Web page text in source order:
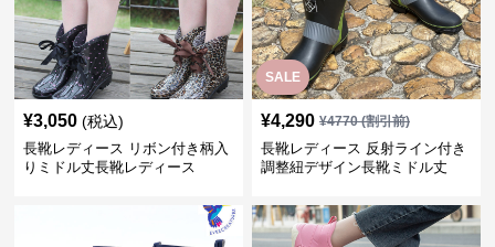
¥3,050 (税込)
長靴レディース リボン付き柄入
りミドル丈長靴レディース
SALE
¥4,290 ¥4770(割引前)
長靴レディース 反射ライン付き
調整紐デザイン長靴ミドル丈